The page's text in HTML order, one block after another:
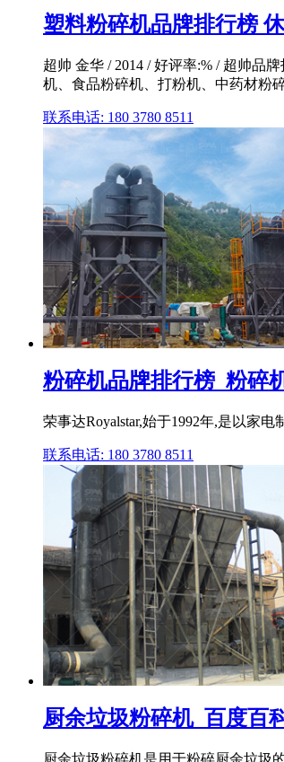
塑料粉碎机品牌排行榜
超帅 金华 / 2014 / 好评率:% / 超帅品
机、食品粉碎机、打粉机、中药材粉
联系电话: 180 3780 8511
粉碎机品牌排行榜_粉碎
荣事达Royalstar,始于1992年,是以家
联系电话: 180 3780 8511
厨余垃圾粉碎机_百度百
厨余垃圾粉碎机是用于粉碎厨余垃圾